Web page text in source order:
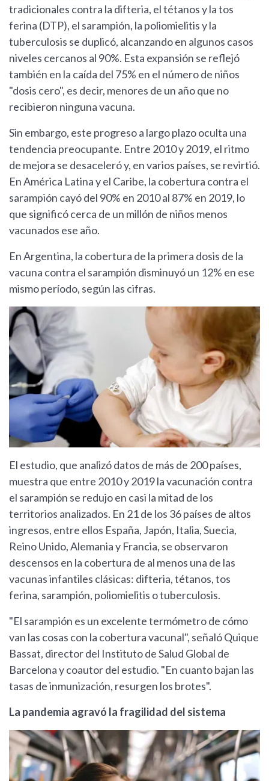
tradicionales contra la difteria, el tétanos y la tos
ferina (DTP), el sarampión, la poliomielitis y la
tuberculosis se duplicó, alcanzando en algunos casos
niveles cercanos al 90%. Esta expansión se reflejó
también en la caída del 75% en el número de niños
"dosis cero", es decir, menores de un año que no
recibieron ninguna vacuna.
Sin embargo, este progreso a largo plazo oculta una
tendencia preocupante. Entre 2010 y 2019, el ritmo
de mejora se desaceleró y, en varios países, se revirtió.
En América Latina y el Caribe, la cobertura contra el
sarampión cayó del 90% en 2010 al 87% en 2019, lo
que significó cerca de un millón de niños menos
vacunados ese año.
En Argentina, la cobertura de la primera dosis de la
vacuna contra el sarampión disminuyó un 12% en ese
mismo período, según las cifras.
El estudio, que analizó datos de más de 200 países,
muestra que entre 2010 y 2019 la vacunación contra
el sarampión se redujo en casi la mitad de los
territorios analizados. En 21 de los 36 países de altos
ingresos, entre ellos España, Japón, Italia, Suecia,
Reino Unido, Alemania y Francia, se observaron
descensos en la cobertura de al menos una de las
vacunas infantiles clásicas: difteria, tétanos, tos
ferina, sarampión, poliomielitis o tuberculosis.
"El sarampión es un excelente termómetro de cómo
van las cosas con la cobertura vacunal", señaló Quique
Bassat, director del Instituto de Salud Global de
Barcelona y coautor del estudio. "En cuanto bajan las
tasas de inmunización, resurgen los brotes".
La pandemia agravó la fragilidad del sistema